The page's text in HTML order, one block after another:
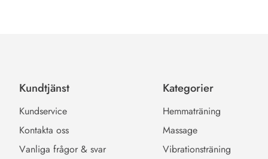
Kundtjänst
Kundservice
Kontakta oss
Vanliga frågor & svar
Kategorier
Hemmaträning
Massage
Vibrationsträning